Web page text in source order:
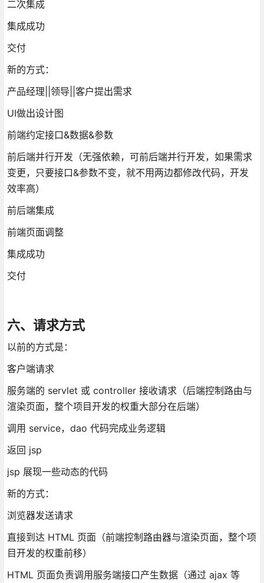
二次集成
集成成功
交付
新的方式：
产品经理||领导||客户提出需求
UI做出设计图
前端约定接口&数据&参数
前后端并行开发（无强依赖，可前后端并行开发，如果需求
变更，只要接口&参数不变，就不用两边都修改代码，开发
效率高）
前后端集成
前端页面调整
集成成功
交付
六、请求方式
以前的方式是：
客户端请求
服务端的 servlet 或 controller 接收请求（后端控制路由与
渲染页面，整个项目开发的权重大部分在后端）
调用 service，dao 代码完成业务逻辑
返回 jsp
jsp 展现一些动态的代码
新的方式：
浏览器发送请求
直接到达 HTML 页面（前端控制路由器与渲染页面，整个项
目开发的权重前移）
HTML 页面负责调用服务端接口产生数据（通过 ajax 等